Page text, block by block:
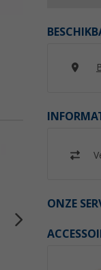
ONZE
Berger caravan